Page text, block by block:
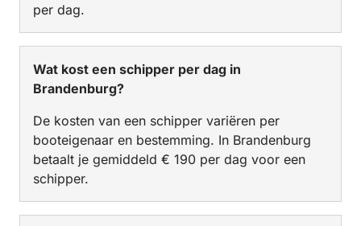
per dag.
Wat kost een schipper per dag in
Brandenburg?
De kosten van een schipper variëren per
booteigenaar en bestemming. In Brandenburg
betaalt je gemiddeld € 190 per dag voor een
schipper.